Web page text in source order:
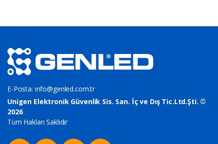
E-Posta: info@genled.com.tr
Unigen Elektronik Güvenlik Sis. San. İç ve Dış Tic.Ltd.Şti. ©
2026
Tüm Hakları Saklıdır